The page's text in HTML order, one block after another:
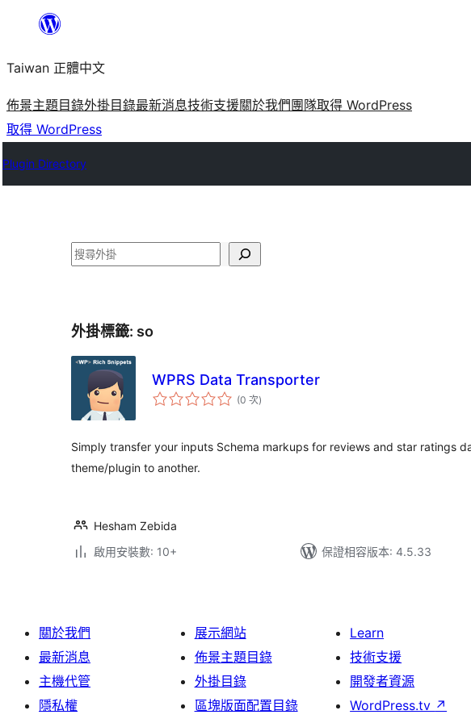
主
要
內
容
Taiwan 正體中文
佈景主題目錄外掛目錄最新消息技術支援關於我們 團隊取得 WordPress
取得 WordPress
Plugin Directory
搜
外掛標籤: so
WPRS Data Transporter
(0 次評
分)
Simply transfer your inputs Schema markups for reviews and star ratings
theme/plugin to another.
Hesham Zebida
啟用安裝數: 10+
保證相容版本: 4.5.33
關於我們
最新消息
主機代管
隱私權
展示網站
佈景主題目錄
外掛目錄
區塊版面配置目錄
Learn
技術支援
開發者資源
WordPress.tv ↗